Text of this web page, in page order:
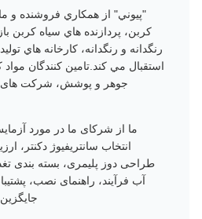
"پيوني" از همکاري فروشنده و
کربن، پردازنده هاي سياه کربن
رنگدانه و رنگدانه، کارخانه هاي
استقبال مي كند.تامین کنندگان مواد
جوهر و پوشش، شرکت های
ما از شرکای ما در مورد
انتخاب سانتریفیوژ دکنتر،
طراحی دوز پلیمری، بسته بندی
آب فرآیند، راهنمای نصب،